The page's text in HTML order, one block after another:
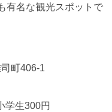
有名な観光スポットで
町406-1
学生300円